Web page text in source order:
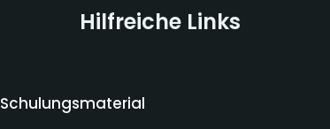
Hilfreiche Links
Schulungsmaterial